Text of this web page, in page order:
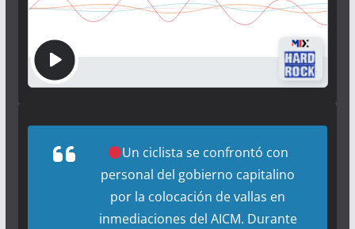
Un ciclista se confrontó con
personal del gobierno capitalino
por la colocación de vallas en
inmediaciones del AICM. Durante